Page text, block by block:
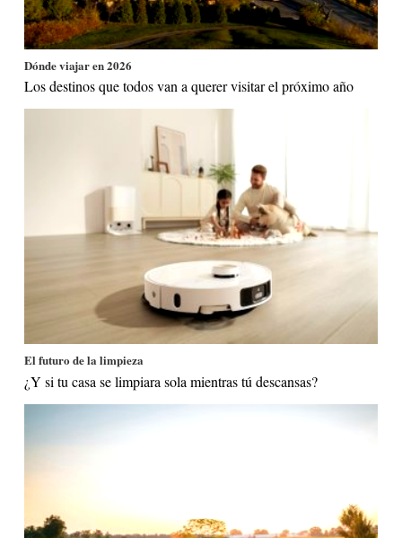
Dónde viajar en 2026
Los destinos que todos van a querer visitar el próximo año
El futuro de la limpieza
¿Y si tu casa se limpiara sola mientras tú descansas?